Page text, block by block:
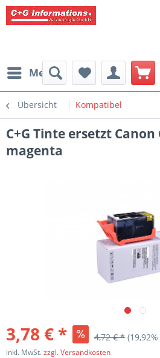
Menü
Übersicht Kompatibel
C+G Tinte ersetzt Canon
magenta
3,78 € * 4,72 € *
inkl. MwSt.zzgl. Versandkosten